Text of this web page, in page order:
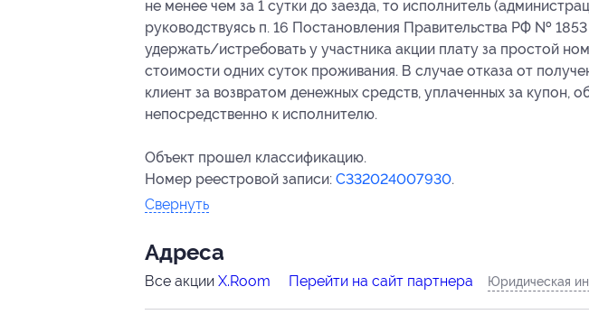
не менее чем за 1 сутки до заезда, то исполнитель
руководствуясь п. 16 Постановления Правительства РФ № 1853
удержать/истребовать у участника акции плату за простой
стоимости одних суток проживания. В случае отказа от
клиент за возвратом денежных средств, уплаченных за купон,
непосредственно к исполнителю.
Объект прошел классификацию.
Номер реестровой записи: С332024007930.
Свернуть
Адресa
Все акции X.Room Перейти на сайт партнера Юридическая